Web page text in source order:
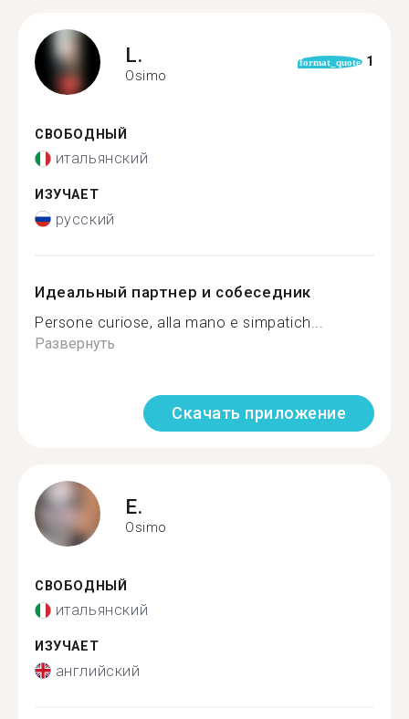
L.
Osimo
format_quote 1
СВОБОДНЫЙ
итальянский
ИЗУЧАЕТ
русский
Идеальный партнер и собеседник
Persone curiose, alla mano e simpatich...
Развернуть
Скачать приложение
E.
Osimo
СВОБОДНЫЙ
итальянский
ИЗУЧАЕТ
английский